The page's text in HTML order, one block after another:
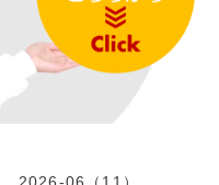
2026-06（11）